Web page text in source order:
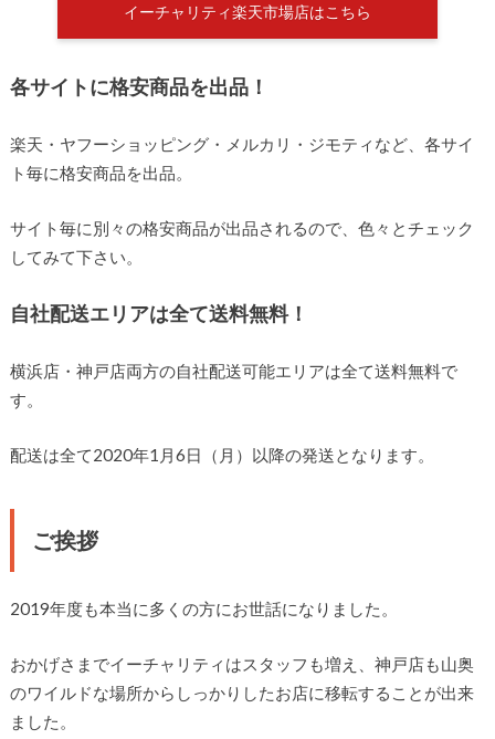
イーチャリティ楽天市場店はこちら
各サイトに格安商品を出品！
楽天・ヤフーショッピング・メルカリ・ジモティなど、各サイ
ト毎に格安商品を出品。
サイト毎に別々の格安商品が出品されるので、色々とチェック
してみて下さい。
自社配送エリアは全て送料無料！
横浜店・神戸店両方の自社配送可能エリアは全て送料無料で
す。
配送は全て2020年1月6日（月）以降の発送となります。
ご挨拶
2019年度も本当に多くの方にお世話になりました。
おかげさまでイーチャリティはスタッフも増え、神戸店も山奥
のワイルドな場所からしっかりしたお店に移転することが出来
ました。